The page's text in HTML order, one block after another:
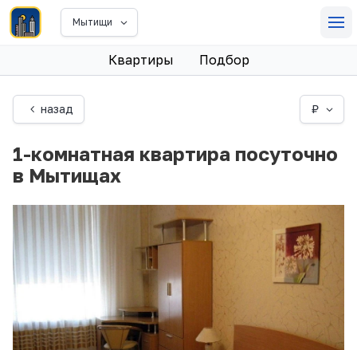
Мытищи
Квартиры Подбор
назад ₽
1-комнатная квартира посуточно
в Мытищах